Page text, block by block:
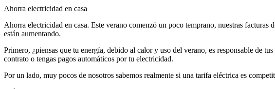
Ahorra electricidad en casa
Ahorra electricidad en casa. Este verano comenzó un poco temprano, nuestras
están aumentando.
Primero, ¿piensas que tu energía, debido al calor y uso del verano, es responsable de
contrato o tengas pagos automáticos por tu electricidad.
Por un lado, muy pocos de nosotros sabemos realmente si una tarifa eléctrica es